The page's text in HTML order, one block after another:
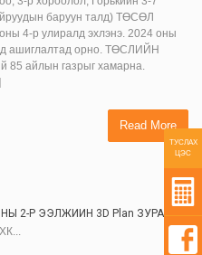
баруун талд) ТӨСӨЛ
4-р улиралд эхлэнэ. 2024 оны
ашиглалтад орно. ТӨСЛИЙН
85 айлын газрыг хамарна.
Read More
2-Р ЭЭЛЖИЙН 3D Plan ЗУРАГ
ТУСЛАХ
ЦЭС